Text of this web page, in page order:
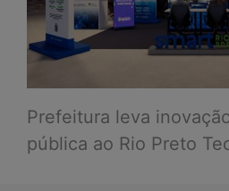
Prefeitura leva
pública ao Rio Preto